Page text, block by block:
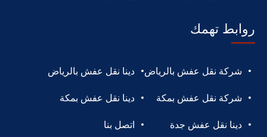
روابط تهمك
شركة نقل عفش بالرياض دينا نقل عفش بالرياض
شركة نقل عفش بمكة دينا نقل عفش بمكة
دينا نقل عفش جدة اتصل بنا